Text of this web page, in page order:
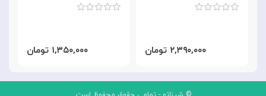
۱,۳۵۰,۰۰۰ تومان ۲,۳۹۰,۰۰۰ تومان